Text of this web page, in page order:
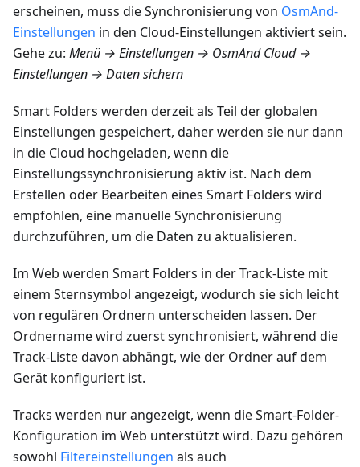
erscheinen, muss die Synchronisierung von OsmAnd-
Einstellungen in den Cloud-Einstellungen aktiviert sein.
Gehe zu: Menü → Einstellungen → OsmAnd Cloud →
Einstellungen → Daten sichern
Smart Folders werden derzeit als Teil der globalen
Einstellungen gespeichert, daher werden sie nur dann
in die Cloud hochgeladen, wenn die
Einstellungssynchronisierung aktiv ist. Nach dem
Erstellen oder Bearbeiten eines Smart Folders wird
empfohlen, eine manuelle Synchronisierung
durchzuführen, um die Daten zu aktualisieren.
Im Web werden Smart Folders in der Track-Liste mit
einem Sternsymbol angezeigt, wodurch sie sich leicht
von regulären Ordnern unterscheiden lassen. Der
Ordnername wird zuerst synchronisiert, während die
Track-Liste davon abhängt, wie der Ordner auf dem
Gerät konfiguriert ist.
Tracks werden nur angezeigt, wenn die Smart-Folder-
Konfiguration im Web unterstützt wird. Dazu gehören
sowohl Filtereinstellungen als auch